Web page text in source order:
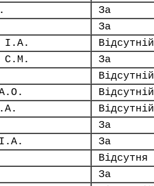
За
За
І.А.
Відсутній
С.М.
За
Відсутній
Відсутній
Відсутній
За
За
Відсутня
За